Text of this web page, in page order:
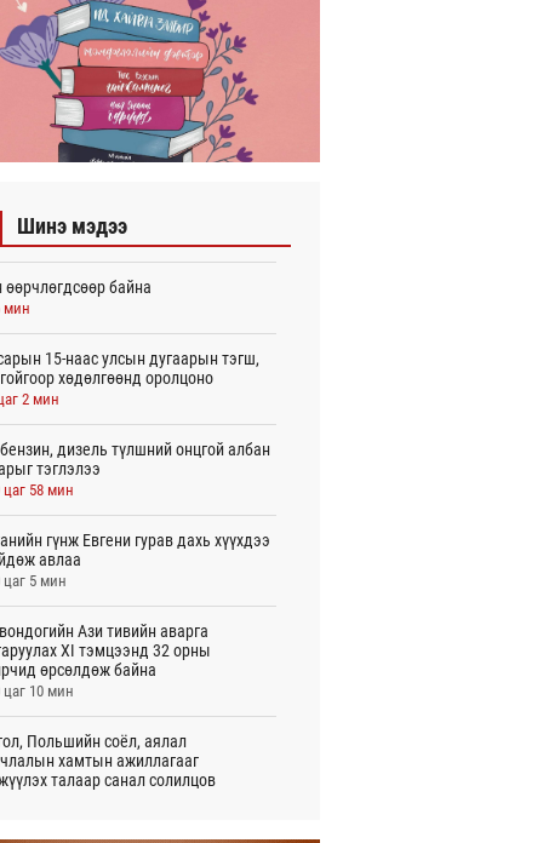
Шинэ мэдээ
өөрчлөгдсөөр байна
мин
15-наас улсын дугаарын тэгш,
хөдөлгөөнд оролцоно
2 мин
дизель түлшний онцгой албан
тэглэлээ
цаг 58 мин
гүнж Евгени гурав дахь хүүхдээ
авлаа
цаг 5 мин
Ази тивийн аварга
XI тэмцээнд 32 орны
өрсөлдөж байна
цаг 10 мин
Польшийн соёл, аялал
хамтын ажиллагааг
талаар санал солилцов